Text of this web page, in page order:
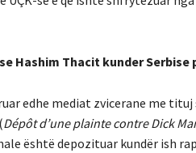
Hashim Thacit kunder Serbise
edhe mediat zvicerane me tituj
Dépôt d’une plainte contre Dick
është depozituar kundër ish